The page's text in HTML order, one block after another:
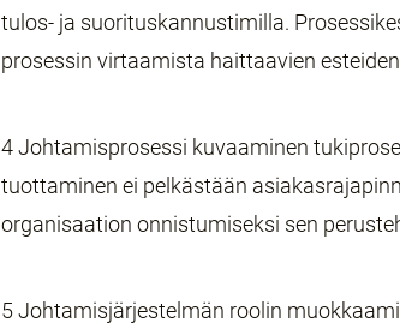
tulos- ja suorituskannustimilla.
prosessin virtaamista haittaavien
4 Johtamisprosessi kuvaaminen
tuottaminen ei pelkästään
organisaation onnistumiseksi sen
5 Johtamisjärjestelmän roolin